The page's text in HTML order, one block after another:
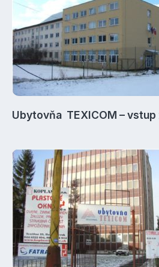
Ubytovňa TEXICOM – vstup